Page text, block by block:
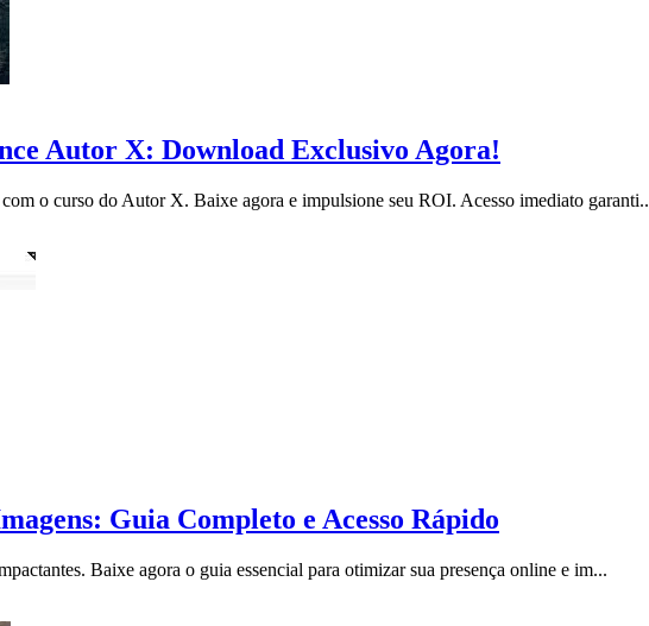
Autor X: Download Exclusivo Agora!
o curso do Autor X. Baixe agora e impulsione seu ROI. Acesso imediato
Guia Completo e Acesso Rápido
Baixe agora o guia essencial para otimizar sua presença online e im...